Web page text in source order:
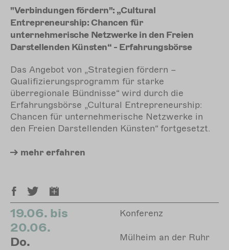
"Verbindungen fördern": „Cultural
Entrepreneurship: Chancen für
unternehmerische Netzwerke in den Freien
Darstellenden Künsten“ - Erfahrungsbörse
Das Angebot von „Strategien fördern –
Qualifizierungsprogramm für starke
überregionale Bündnisse“ wird durch die
Erfahrungsbörse „Cultural Entrepreneurship:
Chancen für unternehmerische Netzwerke in
den Freien Darstellenden Künsten“ fortgesetzt.
mehr erfahren
19.06. bis
20.06.
Do.
Konferenz
Mülheim an der Ruhr